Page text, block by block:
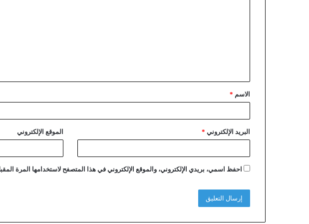
الاسم *
البريد الإلكتروني * الموقع الإلكتروني
احفظ اسمي، بريدي الإلكتروني، والموقع الإلكتروني في هذا المتصفح لاستخدامها المرة